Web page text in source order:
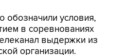
обозначили условия,
в соревнованиях
выдержки из
организации.